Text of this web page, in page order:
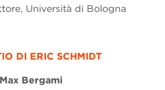
Università di Bologna
DI ERIC SCHMIDT
Max Bergami